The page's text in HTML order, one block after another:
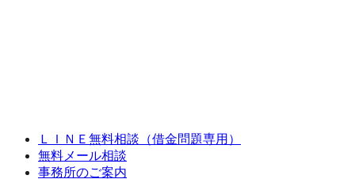
ＬＩＮＥ無料相談（借金問題専用）
無料メール相談
事務所のご案内